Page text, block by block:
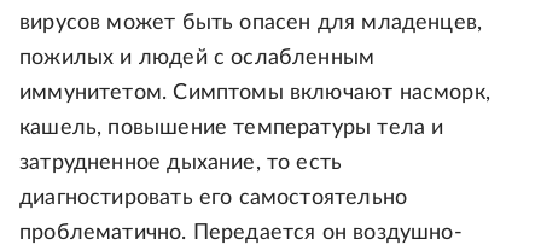
вирусов может быть опасен для младенцев,
пожилых и людей с ослабленным
иммунитетом. Симптомы включают насморк,
кашель, повышение температуры тела и
затрудненное дыхание, то есть
диагностировать его самостоятельно
проблематично. Передается он воздушно-